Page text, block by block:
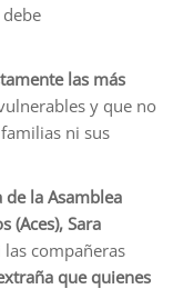
las más
y que no
ni sus
de la Asamblea
(Aces), Sara
las compañeras
que quienes